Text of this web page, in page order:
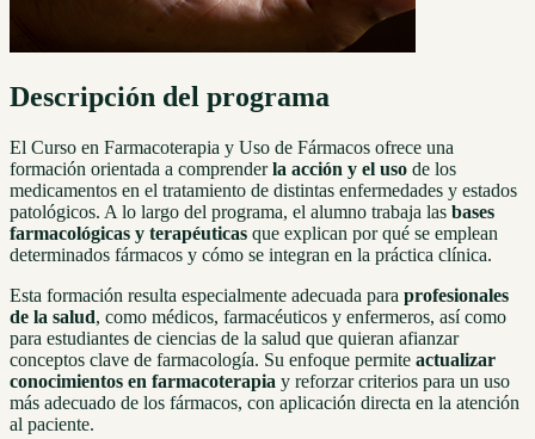
Descripción del programa
El Curso en Farmacoterapia y Uso de Fármacos ofrece una
formación orientada a comprenderla acción y el uso de los
medicamentos en el tratamiento de distintas enfermedades y estados
patológicos. A lo largo del programa, el alumno trabaja las bases
farmacológicas y terapéuticas que explican por qué se emplean
determinados fármacos y cómo se integran en la práctica clínica.
Esta formación resulta especialmente adecuada para profesionales
de la salud, como médicos, farmacéuticos y enfermeros, así como
para estudiantes de ciencias de la salud que quieran afianzar
conceptos clave de farmacología. Su enfoque permite actualizar
conocimientos en farmacoterapia y reforzar criterios para un uso
más adecuado de los fármacos, con aplicación directa en la atención
al paciente.